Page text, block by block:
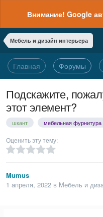
Внимание! Google
Мебель и дизайн интерьера
Главная Форумы
Подскажите,
этот элемент?
шкант мебельная фурнитура
Оценить эту тему:
Mumus
1 апреля, 2022 в Мебель и